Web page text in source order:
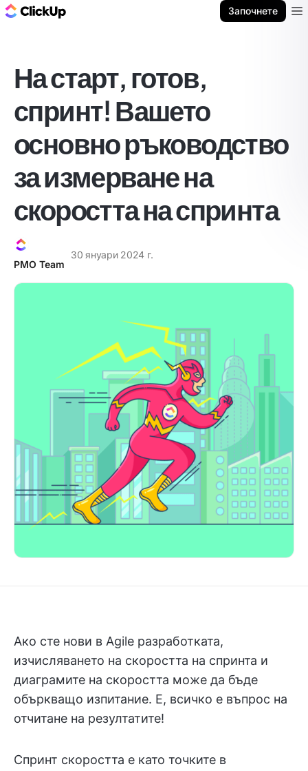
Започнете
На старт, готов,
спринт! Вашето
основно ръководство
за измерване на
скоростта на спринта
PMO Team
30 януари 2024 г.
Ако сте нови в Agile разработката,
изчисляването на скоростта на спринта и
диаграмите на скоростта може да бъде
объркващо изпитание. Е, всичко е въпрос на
отчитане на резултатите!
Спринт скоростта е като точките в